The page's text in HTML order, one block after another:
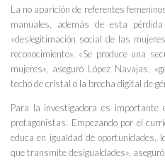
La no aparición de referentes
manuales, además de esta
«deslegitimación social de las
reconocimiento». «Se produce una
mujeres», aseguró López Navajas,
techo de cristal o la brecha digital de
Para la investigadora es importante
protagonistas. Empezando por el
educa en igualdad de oportunidades,
que transmite desigualdades», aseguró.